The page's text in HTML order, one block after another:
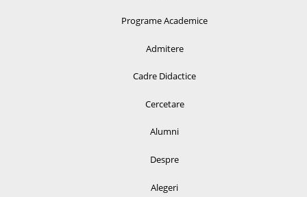
Programe Academice
Admitere
Cadre Didactice
Cercetare
Alumni
Despre
Alegeri